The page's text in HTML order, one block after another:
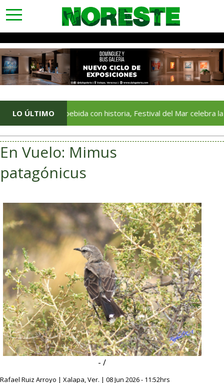
toggle
navigation
LO ÚLTIMO
Una bebida con historia, Festival del Mar celebra la tradición
En Vuelo: Mimus
patagónicus
- /
Rafael Ruiz Arroyo | Xalapa, Ver. | 08 Jun 2026 - 11:52hrs